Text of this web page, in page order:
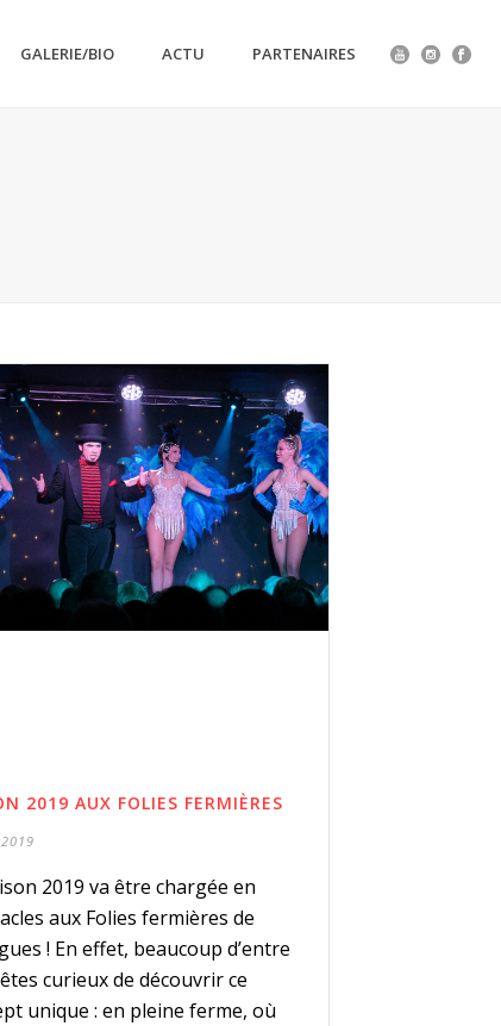
GALERIE/BIO ACTU PARTENAIRES
2019 AUX FOLIES FERMIÈRES
2019 va être chargée en
aux Folies fermières de
! En effet, beaucoup d’entre
curieux de découvrir ce
unique : en pleine ferme, où